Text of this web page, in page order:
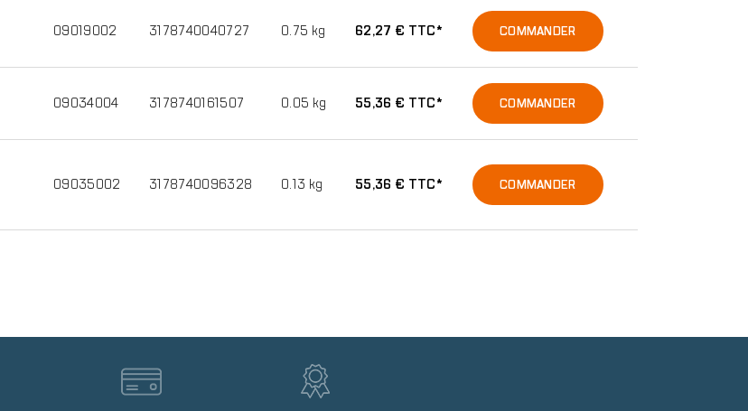
09019002 3178740040727 0.75 kg 62,27 € TTC* COMMANDER
09034004 3178740161507 0.05 kg 55,36 € TTC* COMMANDER
09035002 3178740096328 0.13 kg 55,36 € TTC* COMMANDER